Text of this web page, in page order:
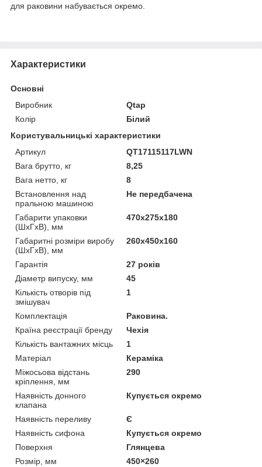
для раковини набувається окремо.
Характеристики
Основні
Виробник
Qtap
Колір
Білий
Користувальницькі характеристики
Артикул
QT17115117LWN
Вага брутто, кг
8,25
Вага нетто, кг
8
Встановлення над
пральною машиною
Не передбачена
Габарити упаковки
(ШхГхВ), мм
470х275х180
Габаритні розміри виробу
(ШхГхВ), мм
260х450х160
Гарантія
27 років
Діаметр випуску, мм
45
Кількість отворів під
змішувач
1
Комплектація
Раковина.
Країна реєстрації бренду
Чехія
Кількість вантажних місць
1
Матеріал
Кераміка
Міжосьова відстань
кріплення, мм
290
Наявність донного
клапана
Купується окремо
Наявність переливу
Є
Наявність сифона
Купується окремо
Поверхня
Глянцева
Розмір, мм
450×260